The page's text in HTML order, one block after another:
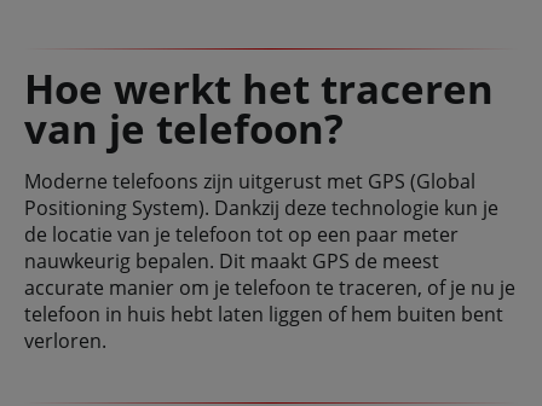
Hoe werkt het traceren
van je telefoon?
Moderne telefoons zijn uitgerust met GPS (Global
Positioning System). Dankzij deze technologie kun je
de locatie van je telefoon tot op een paar meter
nauwkeurig bepalen. Dit maakt GPS de meest
accurate manier om je telefoon te traceren, of je nu je
telefoon in huis hebt laten liggen of hem buiten bent
verloren.